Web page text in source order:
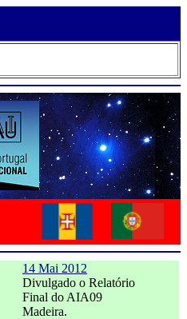
14 Mai 2012
Divulgado o Relatório
Final do AIA09
Madeira.